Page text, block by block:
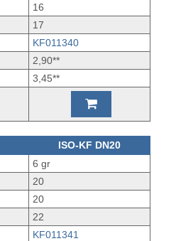
16
17
KF011340
2,90**
3,45**
ISO-KF DN20
6 gr
20
20
22
KF011341